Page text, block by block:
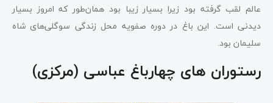
عالم لقب گرفته بود زیرا بسیار زیبا بود همان‌طور که امروز بسیار
دیدنی است. این باغ در دوره صفویه محل زندگی سوگلی‌های شاه
سلیمان بود.
رستوران های چهارباغ عباسی (مرکزی)